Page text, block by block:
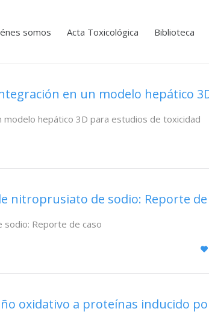
somos Acta Toxicológica Biblioteca
en un modelo hepático
hepático 3D para estudios de toxicidad
nitroprusiato de sodio: Reporte de
sodio: Reporte de caso

oxidativo a proteínas inducido